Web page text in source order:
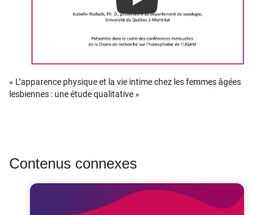
Play
« L’apparence physique et la vie intime chez les femmes âgées
lesbiennes : une étude qualitative »
Contenus connexes